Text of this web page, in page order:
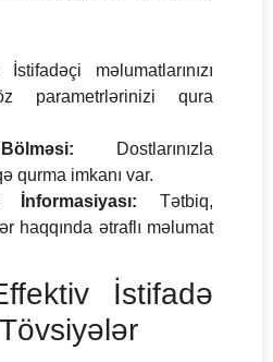
İstifadəçi məlumatlarınızı
parametrlərinizi qura
Dostlarınızla
qurma imkanı var.
Tətbiq,
haqqında ətraflı məlumat
İstifadə